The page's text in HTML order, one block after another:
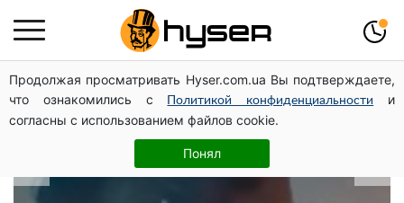
Продолжая просматривать Hyser.com.ua Вы подтверждаете,
что ознакомились с
Политикой конфиденциальности
и
согласны с использованием файлов cookie.
Понял
В какие даты рождаются самые
верные мужчины: лучше сразу
проверить, чтоб потом не страдать